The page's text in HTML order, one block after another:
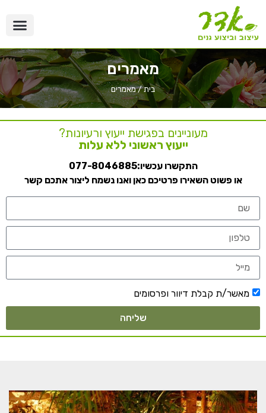
מאמרים
בית/מאמרים
מעוניינים בפגישת ייעוץ ורעיונות?
ייעוץ ראשוני ללא עלות
התקשרו עכשיו:077-8046885
או פשוט השאירו פרטיכם כאן ואנו נשמח ליצור אתכם קשר
מאשר/ת קבלת דיוור ופרסומים
שליחה